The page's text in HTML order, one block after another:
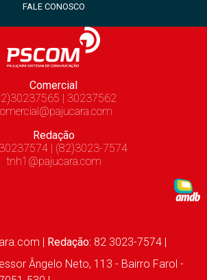
FALE CONOSCO
Comercial
| 30237562
Redação
| (82)3023-7574
tnh1@pajucara.com
| Redação: 82 3023-7574 |
Ângelo Neto, 113 - Bairro Farol -